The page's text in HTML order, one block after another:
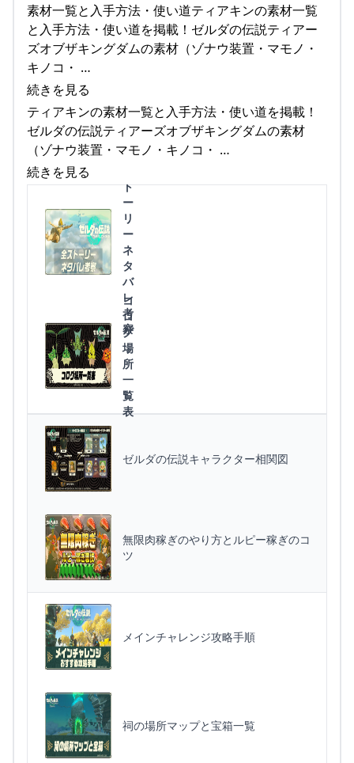
素材一覧と入手方法・使い道ティアキンの素材一覧
と入手方法・使い道を掲載！ゼルダの伝説ティアー
ズオブザキングダムの素材（ゾナウ装置・マモノ・
キノコ・ …
続きを見る
ティアキンの素材一覧と入手方法・使い道を掲載！
ゼルダの伝説ティアーズオブザキングダムの素材
（ゾナウ装置・マモノ・キノコ・ …
続きを見る
全
ト
ー
リ
ー
ネ
タ
バ
レ
考
察
コ
ロ
グ
場
所
一
覧
表
ゼルダの伝説キャラクター相関図
無限肉稼ぎのやり方とルピー稼ぎのコ
ツ
メインチャレンジ攻略手順
祠の場所マップと宝箱一覧